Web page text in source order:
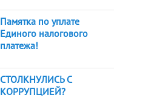
Памятка по уплате
Единого налогового
платежа!
СТОЛКНУЛИСЬ С
КОРРУПЦИЕЙ?